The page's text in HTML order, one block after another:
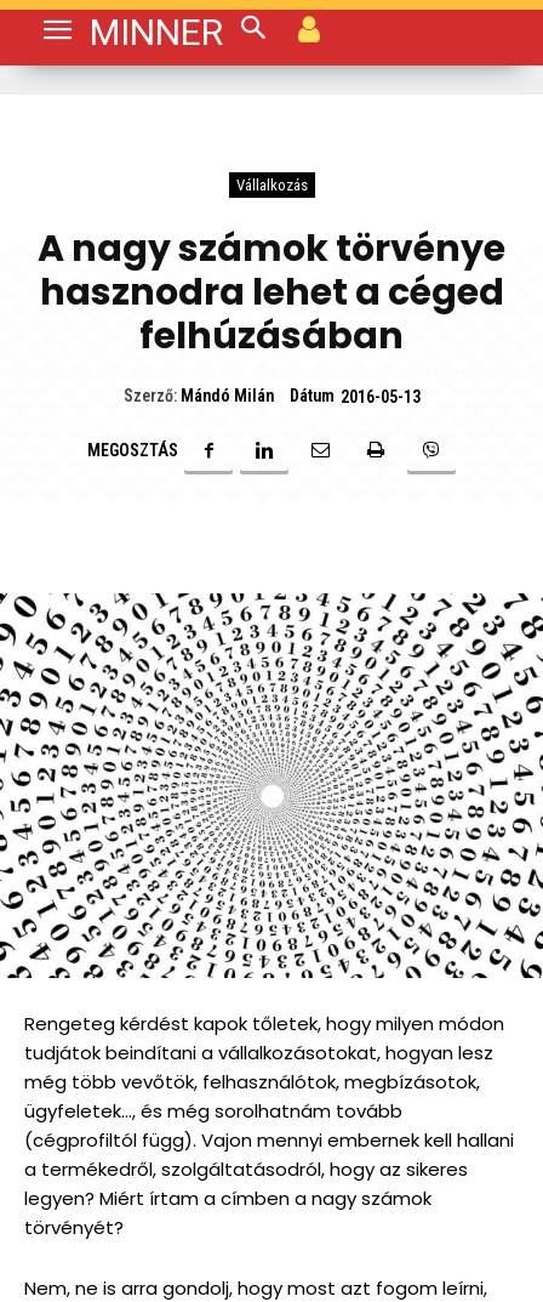
MINNER
Vállalkozás
A nagy számok törvénye
hasznodra lehet a céged
felhúzásában
Szerző: Mándó Milán Dátum 2016-05-13
MEGOSZTÁS
Rengeteg kérdést kapok tőletek, hogy milyen módon
tudjátok beindítani a vállalkozásotokat, hogyan lesz
még több vevőtök, felhasználótok, megbízásotok,
ügyfeletek…, és még sorolhatnám tovább
(cégprofiltól függ). Vajon mennyi embernek kell hallani
a termékedről, szolgáltatásodról, hogy az sikeres
legyen? Miért írtam a címben a nagy számok
törvényét?
Nem, ne is arra gondolj, hogy most azt fogom leírni,